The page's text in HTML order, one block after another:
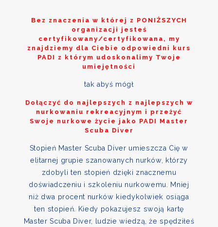
Bez znaczenia w której z PONIŻSZYCH
organizacji jesteś
certyfikowany/certyfikowana, my
znajdziemy dla Ciebie odpowiedni kurs
PADI z którym udoskonalimy Twoje
umiejętności
tak abyś mógł
Dołączyć do najlepszych z najlepszych w
nurkowaniu rekreacyjnym i przeżyć
Swoje nurkowe życie jako PADI Master
Scuba Diver
Stopień Master Scuba Diver umieszcza Cię w
elitarnej grupie szanowanych nurków, którzy
zdobyli ten stopień dzięki znacznemu
doświadczeniu i szkoleniu nurkowemu. Mniej
niż dwa procent nurków kiedykolwiek osiąga
ten stopień. Kiedy pokazujesz swoją kartę
Master Scuba Diver, ludzie wiedzą, że spędziłeś